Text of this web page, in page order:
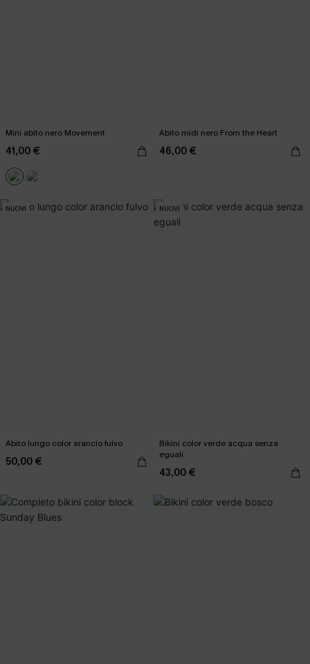
Mini abito nero Movement
41,00 €
Abito midi nero From the Heart
46,00 €
NUOVI
Abito lungo color arancio fulvo
50,00 €
NUOVI
Bikini color verde acqua senza
eguali
43,00 €